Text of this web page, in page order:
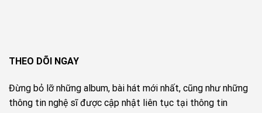
THEO DÕI NGAY
Đừng bỏ lỡ những album, bài hát mới nhất, cũng như những
thông tin nghệ sĩ được cập nhật liên tục tại thông tin